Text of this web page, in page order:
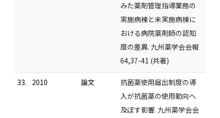
みた薬剤管理指導業務の
実施病棟と未実施病棟に
おける病院薬剤師の認知
度の差異. 九州薬学会会報
64,37-41 (共著)
33. 2010 論文
抗菌薬使用届出制度の導
入が抗菌薬の使用動向へ
及ぼす影響. 九州薬学会会